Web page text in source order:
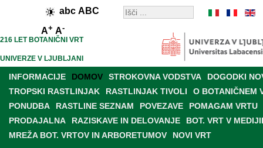
abc ABC
A+ A-
216 LET BOTANIČNI VRT
UNIVERZE V LJUBLJANI
INFORMACIJE DOMOV STROKOVNA VODSTVA
DOGODKI
TROPSKI RASTLINJAK
RASTLINJAK TIVOLI
O BOTANIČNEM
PONUDBA
RASTLINE SEZNAM POVEZAVE
POMAGAM VRTU
PRODAJALNA
RAZISKAVE IN DELOVANJE
BOT. VRT V
MREŽA BOT. VRTOV IN ARBORETUMOV
NOVI VRT